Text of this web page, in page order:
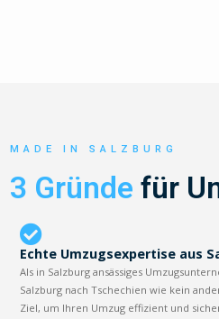
MADE IN SALZBURG
3 Gründe für
Echte Umzugsexpertise aus
Als in Salzburg ansässiges
Salzburg nach Tschechien wie kein
Ziel, um Ihren Umzug effizient und